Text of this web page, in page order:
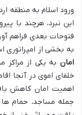
این نبرد، هرچند با
فتوحات بعدی فراهم
به بخشی از امپراتوری
امان به یکی از مراکز
خلفای اموی در آنجا
اهمیت امان کاهش
جمله مساجد، حمام